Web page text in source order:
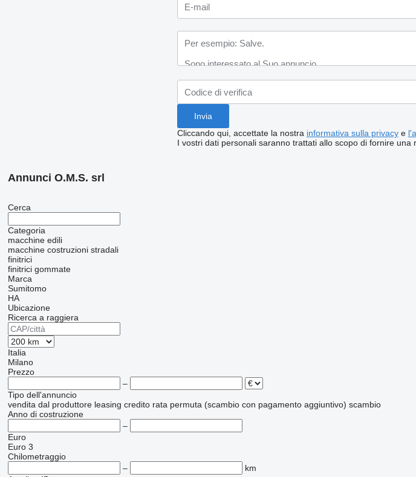
Cliccando qui, accettate la nostra informativa sulla privacye
I vostri dati personali saranno trattati allo scopo di fornire una
Annunci O.M.S. srl
Cerca
Categoria
macchine edili
macchine costruzioni stradali
finitrici
finitrici gommate
Marca
Sumitomo
HA
Ubicazione
Ricerca a raggiera
Italia
Milano
Prezzo
–
Tipo dell'annuncio
vendita dal produttore leasing credito rata permuta (scambio con pagamento aggiuntivo) scambio
Anno di costruzione
–
Euro
Euro 3
Chilometraggio
–
km